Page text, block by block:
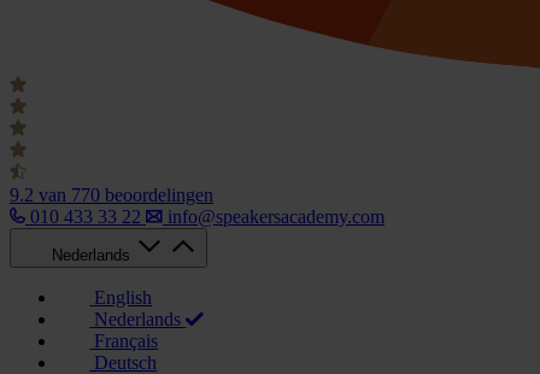
9.2 van 770 beoordelingen
010 433 33 22
info@speakersacademy.com
Nederlands
English
Nederlands
Français
Deutsch